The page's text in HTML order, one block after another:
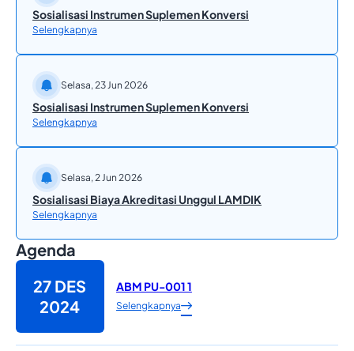
Sosialisasi Instrumen Suplemen Konversi
Selengkapnya
Selasa, 23 Jun 2026
Sosialisasi Instrumen Suplemen Konversi
Selengkapnya
Selasa, 2 Jun 2026
Sosialisasi Biaya Akreditasi Unggul LAMDIK
Selengkapnya
Agenda
27 DES
2024
ABM PU-001 1
Selengkapnya